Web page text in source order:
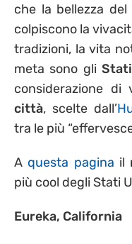
che la bellezza
colpiscono la
tradizioni, la vita
meta sono gli
considerazione di
città, scelte dall’
tra le più
A questa pagina il
più cool degli Stati
Eureka, California